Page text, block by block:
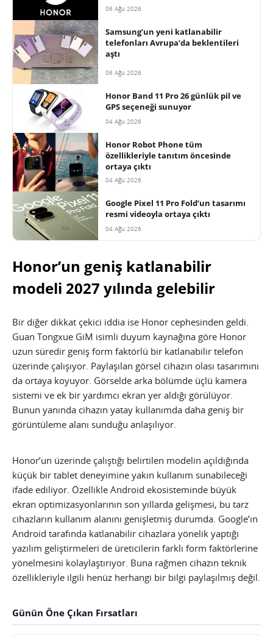
06 Ağu 2026
Samsung’un yeni katlanabilir
telefonları Avrupa’da beklentileri
aştı
06 Ağu 2026
Honor Band 11 Pro 26 günlük pil ve
GPS seçeneği sunuyor
04 Ağu 2026
Honor Robot Phone tüm
özellikleriyle tanıtım öncesinde
ortaya çıktı
04 Ağu 2026
Google Pixel 11 Pro Fold’un tasarımı
resmi videoyla ortaya çıktı
04 Ağu 2026
Honor’un geniş katlanabilir
modeli 2027 yılında gelebilir
Bir diğer dikkat çekici iddia ise Honor cephesinden geldi.
Guan Tongxue GiM isimli duyum kaynağına göre Honor
uzun süredir geniş form faktörlü bir katlanabilir telefon
üzerinde çalışıyor. Paylaşılan görsel cihazın olası tasarımını
da ortaya koyuyor. Görselde arka bölümde üçlü kamera
sistemi ve ek bir yardımcı ekran yer aldığı görülüyor.
Bunun yanında cihazın yatay kullanımda daha geniş bir
görüntüleme alanı sunduğu anlaşılıyor.
Honor’un üzerinde çalıştığı belirtilen modelin açıldığında
küçük bir tablet deneyimine yakın kullanım sunabileceği
ifade ediliyor. Özellikle Android ekosisteminde büyük
ekran optimizasyonlarının son yıllarda gelişmesi, bu tarz
cihazların kullanım alanını genişletmiş durumda. Google’ın
Android tarafında katlanabilir cihazlara yönelik yaptığı
yazılım geliştirmeleri de üreticilerin farklı form faktörlerine
yönelmesini kolaylaştırıyor. Buna rağmen cihazın teknik
özellikleriyle ilgili henüz herhangi bir bilgi paylaşılmış değil.
Günün Öne Çıkan Fırsatları